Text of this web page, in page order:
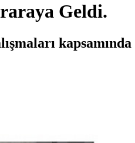
Geldi.
kapsamında